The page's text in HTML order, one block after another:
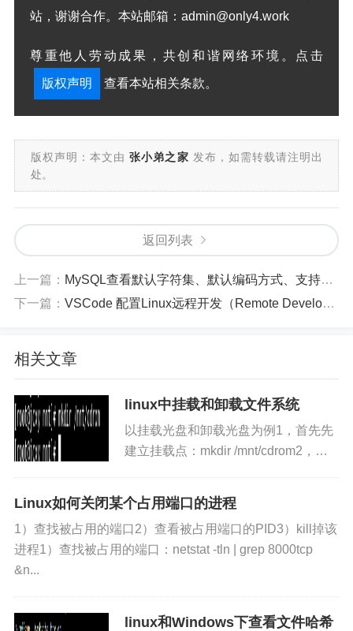
站，谢谢合作。本站邮箱：admin@only4.work
尊重他人劳动成果，共创和谐网络环境。点击
版权声明 查看本站相关条款。
版权声明：本文由 张小弟之家 发布，如需转载请注明出
处。
返回列表
上一篇： MySQL查看默认字符集、默认编码方式、支持的数据库引擎、binlog日志是否开启
下一篇： VSCode 配置Linux远程开发（Remote Development）
相关文章
linux中挂载和卸载文件系统
以挂载光盘和卸载光盘为例1，首先先
建立挂载点：mkdir /mnt/cdrom2，使
的文件系统：df或者m...
Linux如何关闭某个占用端口的进程
1）查找被占用的端口2）查看被占用端口的PID3）kill掉该
进程1）查找被占用的端口：netstat -tln | grep 8000tcp
&n...
linux和Windows下查看文件哈希